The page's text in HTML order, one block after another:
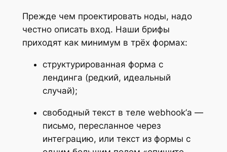
Прежде чем проектировать ноды, надо
честно описать вход. Наши брифы
приходят как минимум в трёх формах:
структурированная форма с
лендинга (редкий, идеальный
случай);
свободный текст в теле webhook’а —
письмо, пересланное через
интеграцию, или текст из формы с